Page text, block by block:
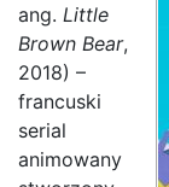
ang. Little
Brown Bear,
2018) –
francuski
serial
animowany